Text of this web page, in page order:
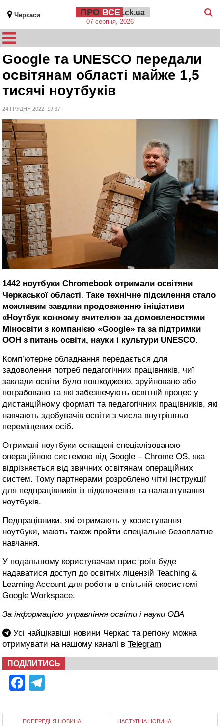
Черкаси ПРО ВСЕ .ck.ua
07 серпня, 2026
Google та UNESCO передали
освітянам області майже 1,5
тисячі ноутбуків
24 ГРУДНЯ 2022, 19:37
1442 ноутбуки Chromebook отримали освітяни
Черкаської області. Таке технічне підсилення стало
можливим завдяки продовженню ініціативи
«Ноутбук кожному вчителю» за домовленостями
Міносвіти з компанією «Google» та за підтримки
ООН з питань освіти, науки і культури UNESCO.
Комп’ютерне обладнання передається для
задоволення потреб педагогічних працівників, чиї
заклади освіти було пошкоджено, зруйновано або
пограбовано та які забезпечують освітній процес у
дистанційному форматі та педагогічних працівників, які
навчають здобувачів освіти з числа внутрішньо
переміщених осіб.
Отримані ноутбуки оснащені спеціалізованою
операційною системою від Google – Chrome OS, яка
відрізняється від звичних освітянам операційних
систем. Тому партнерами розроблено чіткі інструкції
для педпрацівників із підключення та налаштування
ноутбуків.
Педпрацівники, які отримають у користування
ноутбуки, мають також пройти спеціальне безоплатне
навчання.
У подальшому користувачам пристроїв буде
надаватися доступ до освітніх ліцензій Teaching &
Learning Account для роботи в спільній екосистемі
Google Workspace.
За інформацією управління освіти і науки ОВА
Усі найцікавіші новини Черкас та регіону можна
отримувати на нашому каналі в Telegram
ПОДІЛИТИСЬ
Facebook
ПОПЕРЕДНЯ НОВИНА НАСТУПНА НОВИНА